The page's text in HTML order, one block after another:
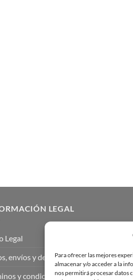
Para ofrecer las mejores
almacenar y/o acceder a la
nos permitirá procesar datos
LEGAL
Legal
envíos y devoluciones
y condiciones